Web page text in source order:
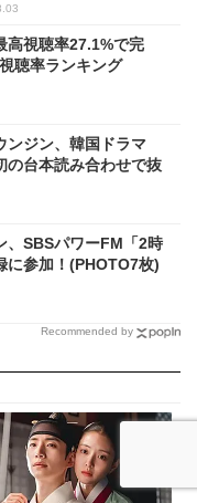
高視聴率27.1%で完
聴率ランキング
ンジン、韓国ドラマ
の台本読み合わせで抜
、SBSパワーFM「2時
に参加！(PHOTO7枚)
Recommended by